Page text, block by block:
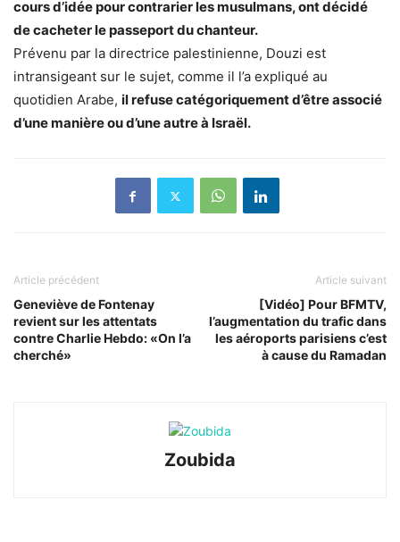
cours d’idée pour contrarier les musulmans, ont décidé
de cacheter le passeport du chanteur.
Prévenu par la directrice palestinienne, Douzi est
intransigeant sur le sujet, comme il l’a expliqué au
quotidien Arabe, il refuse catégoriquement d’être associé
d’une manière ou d’une autre à Israël.
Article précédent
Geneviève de Fontenay
revient sur les attentats
contre Charlie Hebdo: «On l’a
cherché»
Article suivant
[Vidéo] Pour BFMTV,
l’augmentation du trafic dans
les aéroports parisiens c’est
à cause du Ramadan
Zoubida